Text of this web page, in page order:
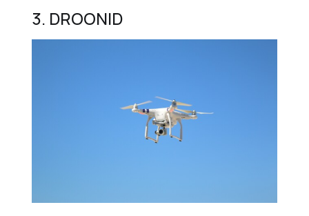
3. DROONID